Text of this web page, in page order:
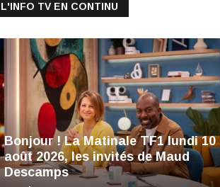
L'INFO TV EN CONTINU
Bonjour ! La Matinale TF1 lundi 10
août 2026, les invités de Maud
Descamps